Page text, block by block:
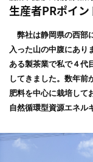
生産者PRポイン
弊社は静岡県の西部
入った山の中腹にあり
ある製茶業で私で４代
してきました。数年前
肥料を中心に栽培して
自然循環型資源エネル